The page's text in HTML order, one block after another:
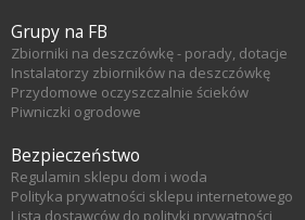
Grupy na FB
Zbiorniki na deszczówkę - porady, dotacje
Instalatorzy zbiorników na deszczówkę
Przydomowe oczyszczalnie ścieków
Piwniczki ogrodowe
Bezpieczeństwo
Regulamin sklepu dom i woda
Polityka prywatności sklepu internetowego